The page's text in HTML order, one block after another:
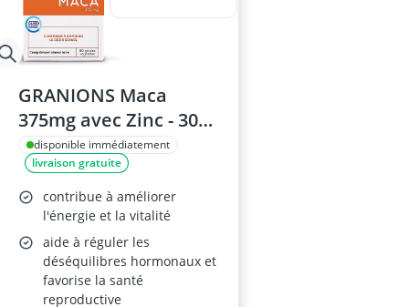
GRANIONS Maca
375mg avec Zinc - 30
gélules
disponible immédiatement
livraison gratuite
contribue à améliorer
l'énergie et la vitalité
aide à réguler les
déséquilibres hormonaux et
favorise la santé
reproductive